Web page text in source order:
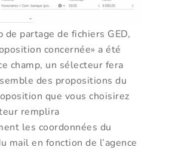
de partage de fichiers GED,
concernée» a été
champ, un sélecteur fera
des propositions du
que vous choisirez
remplira
les coordonnées du
mail en fonction de l’agence